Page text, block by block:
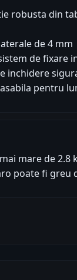
robusta din
de 4 mm
de fixare
inchidere
pentru
mare de 2.8
poate fi greu